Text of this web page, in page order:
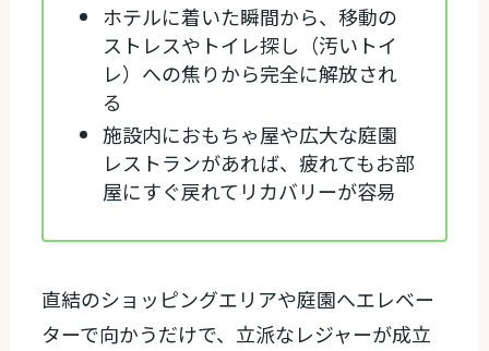
ホテルに着いた瞬間から、移動の
ストレスやトイレ探し（汚いトイ
レ）への焦りから完全に解放され
る
施設内におもちゃ屋や広大な庭園
レストランがあれば、疲れてもお部
屋にすぐ戻れてリカバリーが容易
直結のショッピングエリアや庭園へエレベー
ターで向かうだけで、立派なレジャーが成立